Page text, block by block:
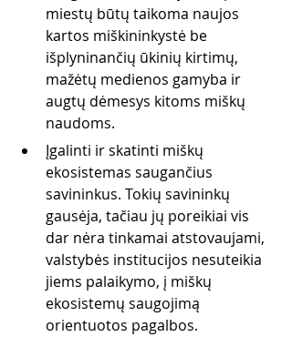
miestų būtų taikoma naujos
kartos miškininkystė be
išplyninančių ūkinių kirtimų,
mažėtų medienos gamyba ir
augtų dėmesys kitoms miškų
naudoms.
Įgalinti ir skatinti miškų
ekosistemas saugančius
savininkus. Tokių savininkų
gausėja, tačiau jų poreikiai vis
dar nėra tinkamai atstovaujami,
valstybės institucijos nesuteikia
jiems palaikymo, į miškų
ekosistemų saugojimą
orientuotos pagalbos.